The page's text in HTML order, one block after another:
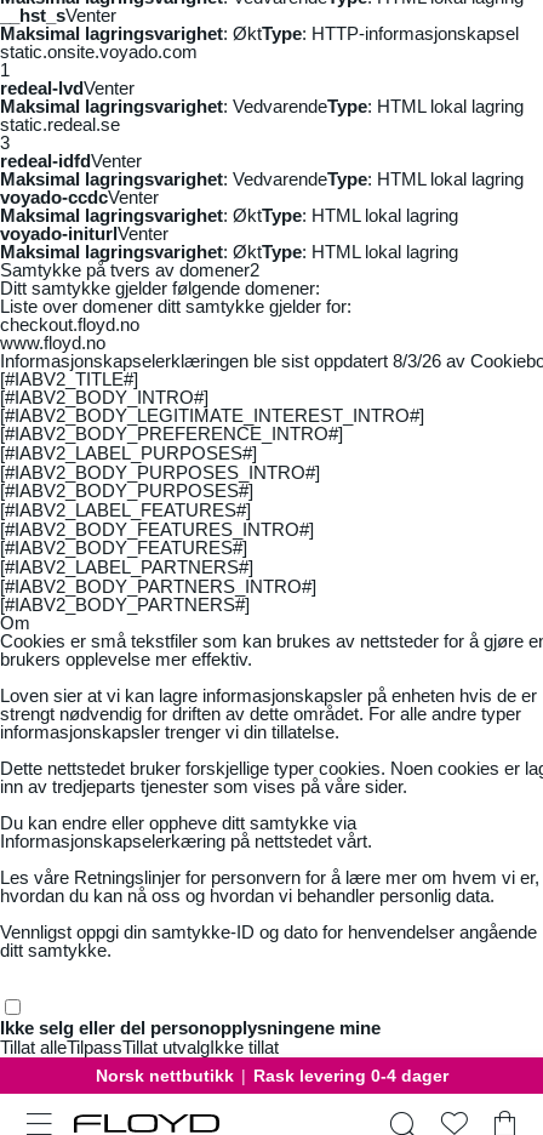
__hst_sVenter
Maksimal lagringsvarighet: ØktType: HTTP-informasjonskapsel
static.onsite.voyado.com
1
redeal-lvdVenter
Maksimal lagringsvarighet: VedvarendeType: HTML lokal lagring
static.redeal.se
3
redeal-idfdVenter
Maksimal lagringsvarighet: VedvarendeType: HTML lokal lagring
voyado-ccdcVenter
Maksimal lagringsvarighet: ØktType: HTML lokal lagring
voyado-initurlVenter
Maksimal lagringsvarighet: ØktType: HTML lokal lagring
Samtykke på tvers av domener2
Ditt samtykke gjelder følgende domener:
Liste over domener ditt samtykke gjelder for:
checkout.floyd.no
www.floyd.no
Informasjonskapselerklæringen ble sist oppdatert 8/3/26 av
[#IABV2_TITLE#]
[#IABV2_BODY_INTRO#]
[#IABV2_BODY_LEGITIMATE_INTEREST_INTRO#]
[#IABV2_BODY_PREFERENCE_INTRO#]
[#IABV2_LABEL_PURPOSES#]
[#IABV2_BODY_PURPOSES_INTRO#]
[#IABV2_BODY_PURPOSES#]
[#IABV2_LABEL_FEATURES#]
[#IABV2_BODY_FEATURES_INTRO#]
[#IABV2_BODY_FEATURES#]
[#IABV2_LABEL_PARTNERS#]
[#IABV2_BODY_PARTNERS_INTRO#]
[#IABV2_BODY_PARTNERS#]
Om
Cookies er små tekstfiler som kan brukes av nettsteder for å gjøre
brukers opplevelse mer effektiv.
Loven sier at vi kan lagre informasjonskapsler på enheten hvis de er
strengt nødvendig for driften av dette området. For alle andre typer
informasjonskapsler trenger vi din tillatelse.
Dette nettstedet bruker forskjellige typer cookies. Noen cookies er
inn av tredjeparts tjenester som vises på våre sider.
Du kan endre eller oppheve ditt samtykke via
Informasjonskapselerkæring på nettstedet vårt.
Les våre Retningslinjer for personvern for å lære mer om hvem vi er,
hvordan du kan nå oss og hvordan vi behandler personlig data.
Vennligst oppgi din samtykke-ID og dato for henvendelser angående
ditt samtykke.
Ikke selg eller del personopplysningene mine
Tillat alleTilpassTillat utvalgIkke tillat
Norsk nettbutikk | Rask levering 0-4 dager